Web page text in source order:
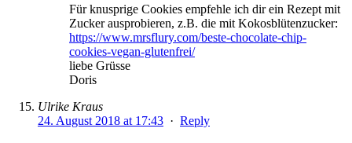
Für knusprige Cookies empfehle ich dir ein Rezept mit
Zucker ausprobieren, z.B. die mit Kokosblütenzucker:
https://www.mrsflury.com/beste-chocolate-chip-
cookies-vegan-glutenfrei/
liebe Grüsse
Doris
Ulrike Kraus
24. August 2018 at 17:43 · Reply